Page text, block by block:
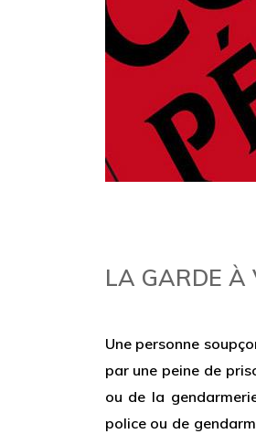
LA GARDE À
Une personne
par une peine de
ou de la
police ou de